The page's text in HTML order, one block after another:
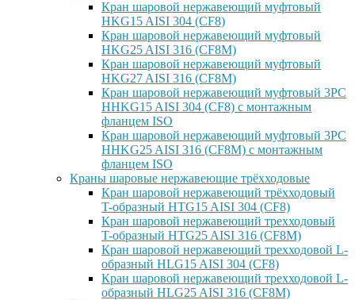
Кран шаровой нержавеющий муфтовый
HKG15 AISI 304 (CF8)
Кран шаровой нержавеющий муфтовый
HKG25 AISI 316 (CF8M)
Кран шаровой нержавеющий муфтовый
HKG27 AISI 316 (CF8M)
Кран шаровой нержавеющий муфтовый 3PC
HHKG15 AISI 304 (CF8) с монтажным
фланцем ISO
Кран шаровой нержавеющий муфтовый 3PC
HHKG25 AISI 316 (CF8M) с монтажным
фланцем ISO
Краны шаровые нержавеющие трёхходовые
Кран шаровой нержавеющий трёхходовый
T-образный HTG15 AISI 304 (CF8)
Кран шаровой нержавеющий трехходовый
T-образный HTG25 AISI 316 (CF8M)
Кран шаровой нержавеющий трехходовой L-
образный HLG15 AISI 304 (CF8)
Кран шаровой нержавеющий трехходовой L-
образный HLG25 AISI 316 (CF8M)